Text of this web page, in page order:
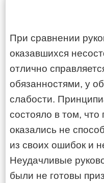
При сравнении
оказавшихся
отлично
обязанностями, у
слабости.
состояло в том,
оказались не
из своих ошибок и
Неудачливые
были не готовы